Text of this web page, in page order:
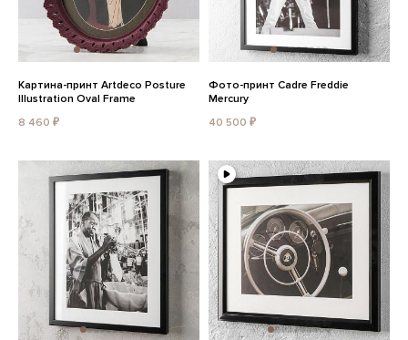
Картина-принт Artdeco Posture
Illustration Oval Frame
8 460 ₽
Фото-принт Cadre Freddie
Mercury
40 500 ₽